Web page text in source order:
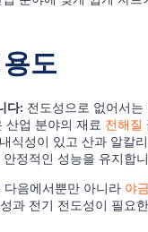
도
다: 전도성으로 없어서
산업 분야의 재료 전해질
식성이 있고 산과 알칼
정적인 성능을 유지합
다음에서뿐만 아니라 야
과 전기 전도성이 필요